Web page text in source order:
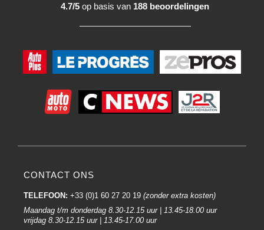
4.7/5 op basis van 188 beoordelingen
CONTACT ONS
TELEFOON: +33 (0)1 60 27 20 19 (zonder extra kosten)
Maandag t/m donderdag 8.30-12.15 uur | 13.45-18.00 uur
vrijdag 8.30-12.15 uur | 13.45-17.00 uur